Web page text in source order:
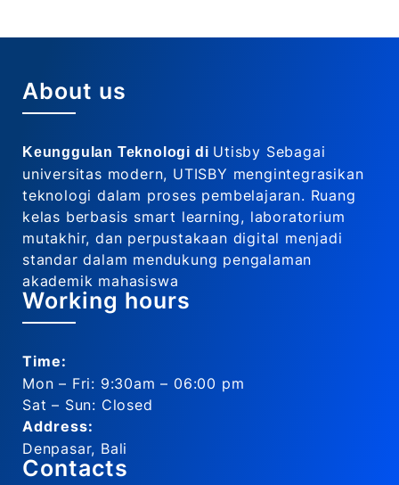
About us
Keunggulan Teknologi di Utisby Sebagai
universitas modern, UTISBY mengintegrasikan
teknologi dalam proses pembelajaran. Ruang
kelas berbasis smart learning, laboratorium
mutakhir, dan perpustakaan digital menjadi
standar dalam mendukung pengalaman
akademik mahasiswa
Working hours
Time:
Mon – Fri: 9:30am – 06:00 pm
Sat – Sun: Closed
Address:
Denpasar, Bali
Contacts